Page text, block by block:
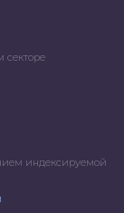
секторе
индексируемой